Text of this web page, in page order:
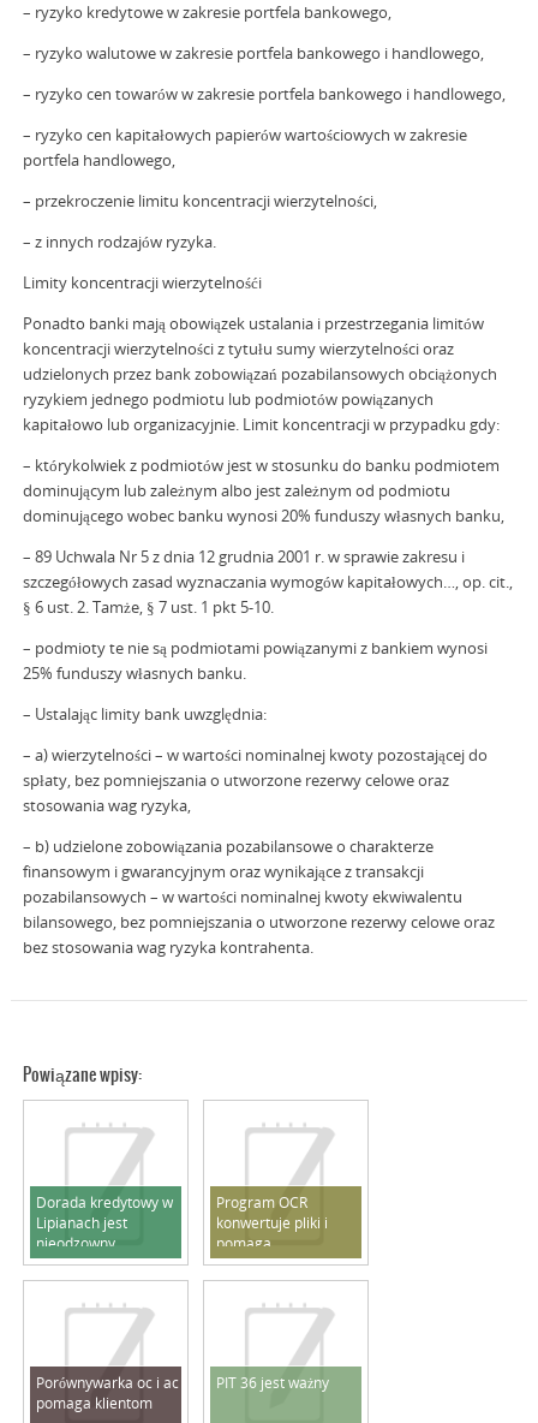
– ryzyko kredytowe w zakresie portfela bankowego,
– ryzyko walutowe w zakresie portfela bankowego i handlowego,
– ryzyko cen towarów w zakresie portfela bankowego i handlowego,
– ryzyko cen kapitałowych papierów wartościowych w zakresie
portfela handlowego,
– przekroczenie limitu koncentracji wierzytelności,
– z innych rodzajów ryzyka.
Limity koncentracji wierzytelnośći
Ponadto banki mają obowiązek ustalania i przestrzegania limitów
koncentracji wierzytelności z tytułu sumy wierzytelności oraz
udzielonych przez bank zobowiązań pozabilansowych obciążonych
ryzykiem jednego podmiotu lub podmiotów powiązanych
kapitałowo lub organizacyjnie. Limit koncentracji w przypadku gdy:
– którykolwiek z podmiotów jest w stosunku do banku podmiotem
dominującym lub zależnym albo jest zależnym od podmiotu
dominującego wobec banku wynosi 20% funduszy własnych banku,
– 89 Uchwala Nr 5 z dnia 12 grudnia 2001 r. w sprawie zakresu i
szczegółowych zasad wyznaczania wymogów kapitałowych…, op. cit.,
§ 6 ust. 2. Tamże, § 7 ust. 1 pkt 5-10.
– podmioty te nie są podmiotami powiązanymi z bankiem wynosi
25% funduszy własnych banku.
– Ustalając limity bank uwzględnia:
– a) wierzytelności – w wartości nominalnej kwoty pozostającej do
spłaty, bez pomniejszania o utworzone rezerwy celowe oraz
stosowania wag ryzyka,
– b) udzielone zobowiązania pozabilansowe o charakterze
finansowym i gwarancyjnym oraz wynikające z transakcji
pozabilansowych – w wartości nominalnej kwoty ekwiwalentu
bilansowego, bez pomniejszania o utworzone rezerwy celowe oraz
bez stosowania wag ryzyka kontrahenta.
Powiązane wpisy:
Dorada kredytowy w
Lipianach jest
nieodzowny
Program OCR
konwertuje pliki i
pomaga
Porównywarka oc i ac
pomaga klientom
PIT 36 jest ważny